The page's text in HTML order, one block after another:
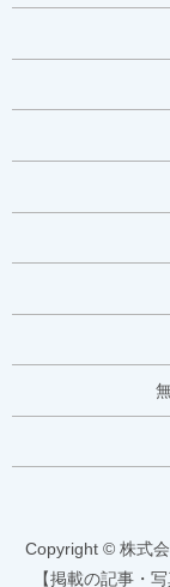
Copyright © 株式
【掲載の記事・